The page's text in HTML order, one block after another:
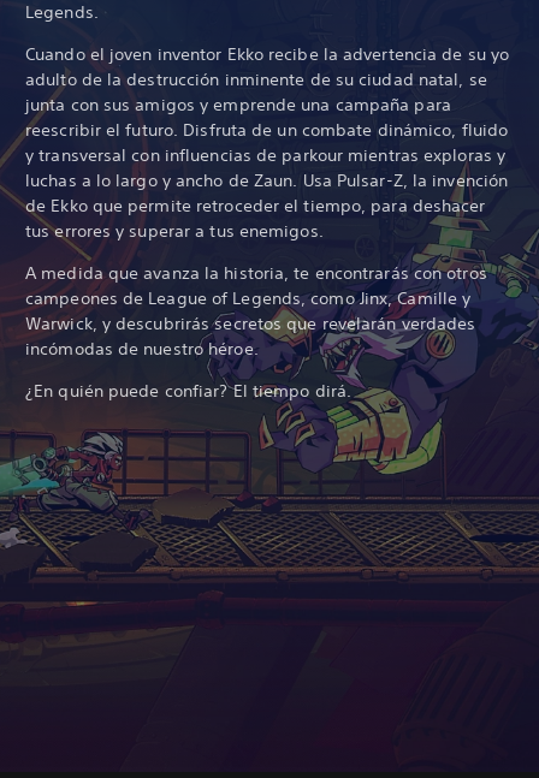
Legends.
Cuando el joven inventor Ekko recibe la advertencia de su yo
adulto de la destrucción inminente de su ciudad natal, se
junta con sus amigos y emprende una campaña para
reescribir el futuro. Disfruta de un combate dinámico, fluido
y transversal con influencias de parkour mientras exploras y
luchas a lo largo y ancho de Zaun. Usa Pulsar-Z, la invención
de Ekko que permite retroceder el tiempo, para deshacer
tus errores y superar a tus enemigos.
A medida que avanza la historia, te encontrarás con otros
campeones de League of Legends, como Jinx, Camille y
Warwick, y descubrirás secretos que revelarán verdades
incómodas de nuestro héroe.
¿En quién puede confiar? El tiempo dirá.